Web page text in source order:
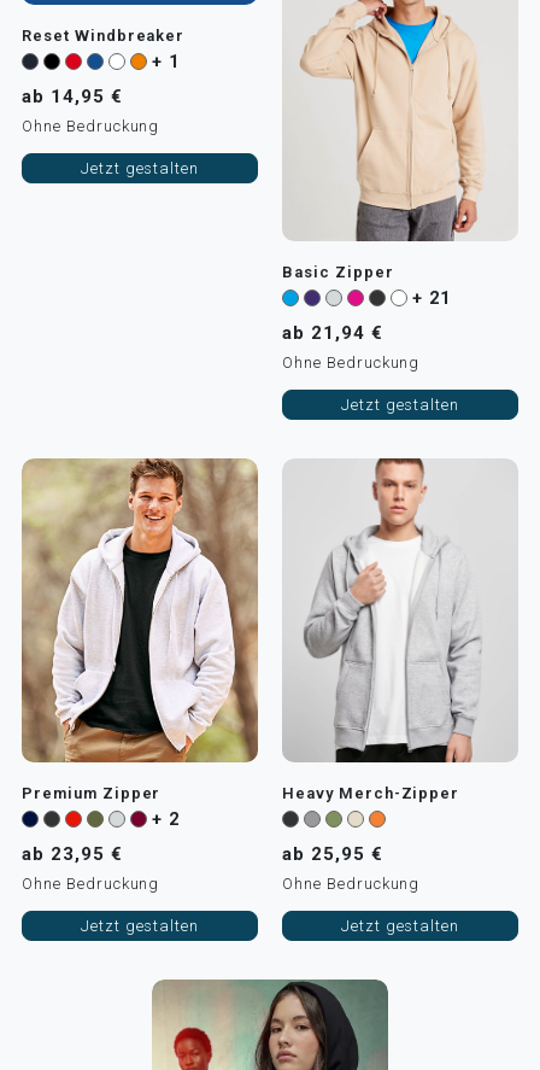
Reset Windbreaker
+ 1
ab 14,95 €
Ohne Bedruckung
Jetzt gestalten
Basic Zipper
+ 21
ab 21,94 €
Ohne Bedruckung
Jetzt gestalten
Premium Zipper
+ 2
ab 23,95 €
Ohne Bedruckung
Jetzt gestalten
Heavy Merch-Zipper
ab 25,95 €
Ohne Bedruckung
Jetzt gestalten